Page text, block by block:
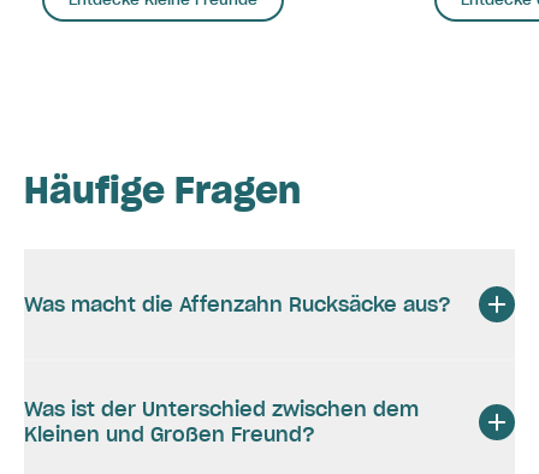
Häufige Fragen
Was macht die Affenzahn Rucksäcke aus?
Was ist der Unterschied zwischen dem
Kleinen und Großen Freund?